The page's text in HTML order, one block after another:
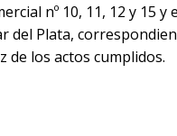
nº 10, 11, 12 y 15
del Plata,
de los actos cumplidos.